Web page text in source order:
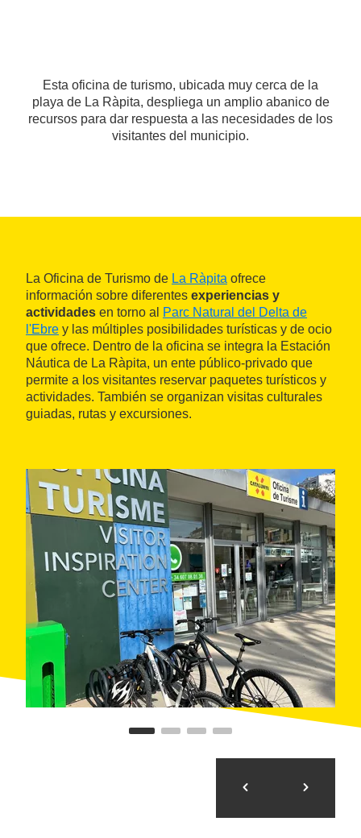
Esta oficina de turismo, ubicada muy cerca de la
playa de La Ràpita, despliega un amplio abanico de
recursos para dar respuesta a las necesidades de los
visitantes del municipio.
La Oficina de Turismo de La Ràpita ofrece
información sobre diferentes experiencias y
actividades en torno al
Parc Natural del Delta de
l'Ebre y las múltiples posibilidades turísticas y de ocio
que ofrece. Dentro de la oficina se integra la Estación
Náutica de La Ràpita, un ente público-privado que
permite a los visitantes reservar paquetes turísticos y
actividades. También se organizan visitas culturales
guiadas, rutas y excursiones.